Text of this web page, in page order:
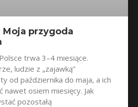
Moja przygoda
trwa 3–4 miesiące.
ludzie z „zajawką”
od października do maja, a ich
nawet osiem miesięcy. Jak
pozostałą